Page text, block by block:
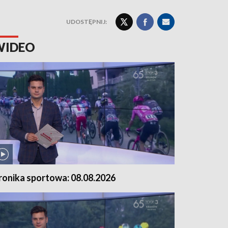
UDOSTĘPNIJ:
sportowa: 08.08.2026